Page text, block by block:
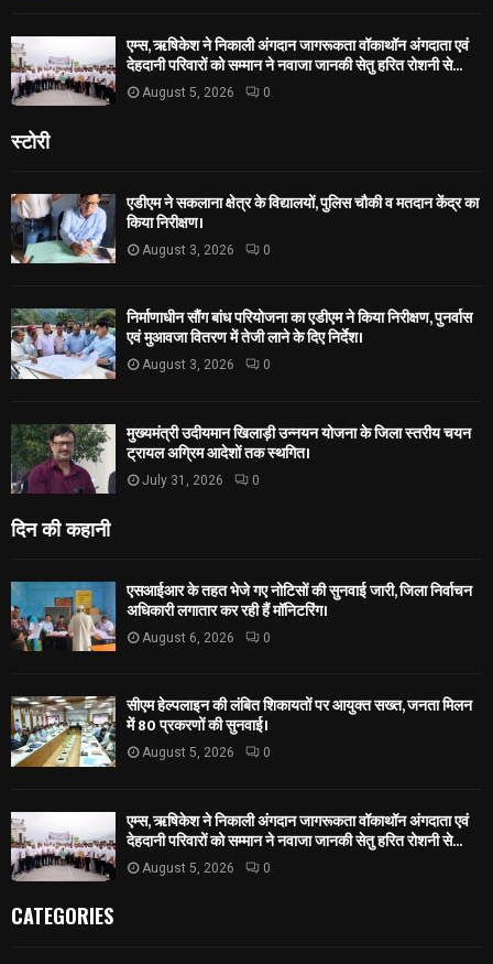
एम्स, ऋषिकेश ने निकाली अंगदान जागरूकता वॉकाथॉन अंगदाता एवं
देहदानी परिवारों को सम्मान ने नवाजा जानकी सेतु हरित रोशनी से...
August 5, 2026 0
स्टोरी
एडीएम ने सकलाना क्षेत्र के विद्यालयों, पुलिस चौकी व मतदान केंद्र का
किया निरीक्षण।
August 3, 2026 0
निर्माणाधीन सौंग बांध परियोजना का एडीएम ने किया निरीक्षण, पुनर्वास
एवं मुआवजा वितरण में तेजी लाने के दिए निर्देश।
August 3, 2026 0
मुख्यमंत्री उदीयमान खिलाड़ी उन्नयन योजना के जिला स्तरीय चयन
ट्रायल अग्रिम आदेशों तक स्थगित।
July 31, 2026 0
दिन की कहानी
एसआईआर के तहत भेजे गए नोटिसों की सुनवाई जारी, जिला निर्वाचन
अधिकारी लगातार कर रही हैं मॉनिटरिंग।
August 6, 2026 0
सीएम हेल्पलाइन की लंबित शिकायतों पर आयुक्त सख्त, जनता मिलन
में 80 प्रकरणों की सुनवाई।
August 5, 2026 0
एम्स, ऋषिकेश ने निकाली अंगदान जागरूकता वॉकाथॉन अंगदाता एवं
देहदानी परिवारों को सम्मान ने नवाजा जानकी सेतु हरित रोशनी से...
August 5, 2026 0
CATEGORIES